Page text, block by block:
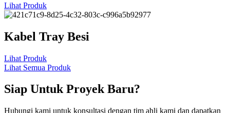
Lihat Produk
Kabel Tray Besi
Lihat Produk
Lihat Semua Produk
Siap Untuk Proyek Baru?
Hubungi kami untuk konsultasi dengan tim ahli kami dan dapatkan